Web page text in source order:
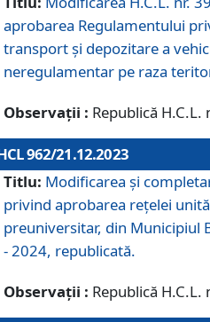
aprobarea Regulamentului
transport şi depozitare a
neregulamentar pe raza
Observații : Republică
962/21.12.2023
Titlu: Modificarea și
privind aprobarea rețelei
preuniversitar, din Municipiul
- 2024, republicată.
Observații : Republică